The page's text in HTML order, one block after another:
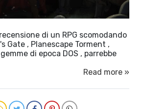
di un RPG scomodando
Gate , Planescape Torment ,
di epoca DOS , parrebbe
Read more »